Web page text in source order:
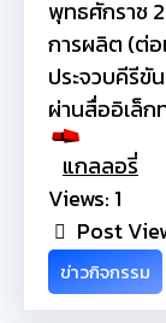
พุทธศักราช
การผลิต (ต่อ
ประจวบคีรีขั
ผ่านสื่ออิเล็
แกลลอรี่
Views: 1
Post
ข่าวกิจกรรม